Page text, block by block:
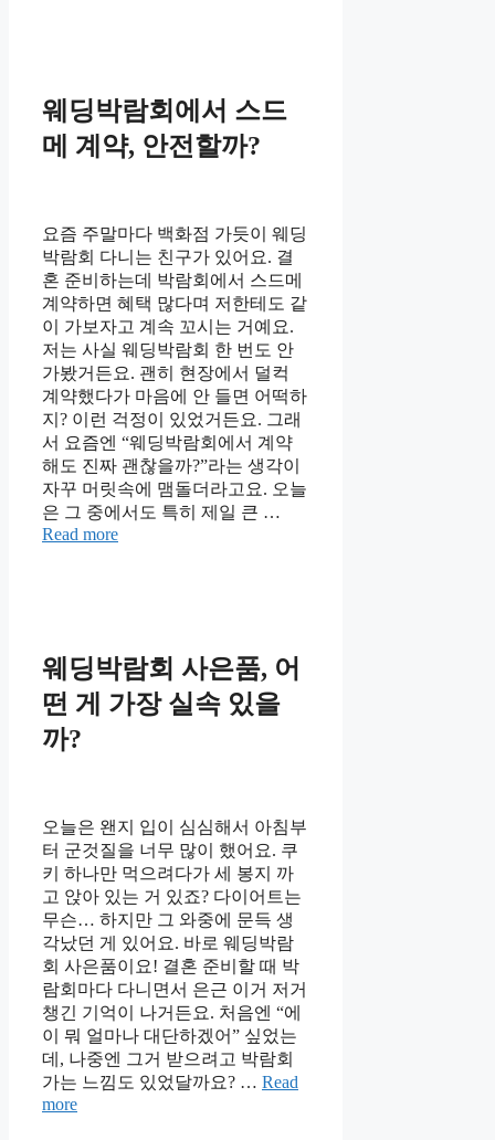
웨딩박람회에서 스드
메 계약, 안전할까?
요즘 주말마다 백화점 가듯이 웨딩
박람회 다니는 친구가 있어요. 결
혼 준비하는데 박람회에서 스드메
계약하면 혜택 많다며 저한테도 같
이 가보자고 계속 꼬시는 거예요.
저는 사실 웨딩박람회 한 번도 안
가봤거든요. 괜히 현장에서 덜컥
계약했다가 마음에 안 들면 어떡하
지? 이런 걱정이 있었거든요. 그래
서 요즘엔 “웨딩박람회에서 계약
해도 진짜 괜찮을까?”라는 생각이
자꾸 머릿속에 맴돌더라고요. 오늘
은 그 중에서도 특히 제일 큰 …
Read more
웨딩박람회 사은품, 어
떤 게 가장 실속 있을
까?
오늘은 왠지 입이 심심해서 아침부
터 군것질을 너무 많이 했어요. 쿠
키 하나만 먹으려다가 세 봉지 까
고 앉아 있는 거 있죠? 다이어트는
무슨… 하지만 그 와중에 문득 생
각났던 게 있어요. 바로 웨딩박람
회 사은품이요! 결혼 준비할 때 박
람회마다 다니면서 은근 이거 저거
챙긴 기억이 나거든요. 처음엔 “에
이 뭐 얼마나 대단하겠어” 싶었는
데, 나중엔 그거 받으려고 박람회
가는 느낌도 있었달까요? … Read
more